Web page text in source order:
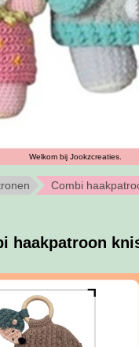
Welkom bij Jookzcreaties.
Combi
haakpatroon